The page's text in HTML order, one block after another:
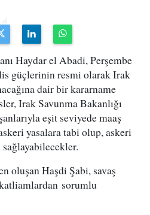
Haydar el Abadi, Perşembe
güçlerinin resmi olarak Irak
dair bir kararname
Irak Savunma Bakanlığı
eşit seviyede maaş
yasalara tabi olup, askeri
oluşan Haşdi Şabi, savaş
sorumlu